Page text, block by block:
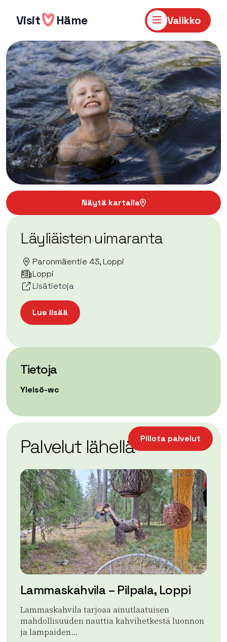
sisältöön
Visit Häme Valikko
Näytä kartalla
Läyliäisten uimaranta
Paronmäentie 43, Loppi
Loppi
Lisätietoja
Lue lisää
Tietoja
Yleisö-wc
−
Leaflet| ©OpenStreetMap
Piilota palvelut
Palvelut lähellä
Lammaskahvila – Pilpala, Loppi
Lammaskahvila tarjoaa ainutlaatuisen
mahdollisuuden nauttia kahvihetkestä luonnon
ja lampaiden...